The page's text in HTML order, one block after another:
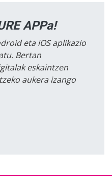
APPa!
eta iOS aplikazio
Bertan
eskaintzen
aukera izango